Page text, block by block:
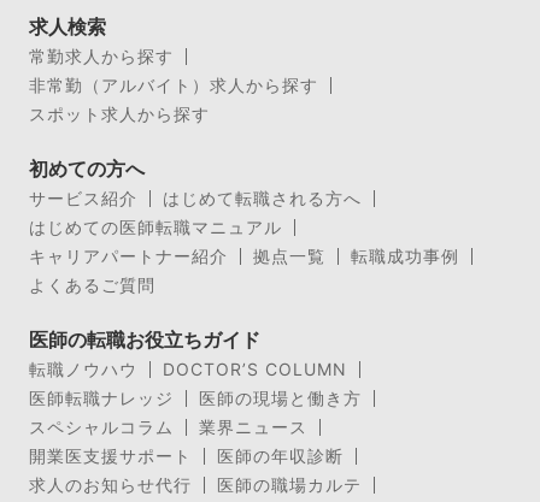
求人検索
常勤求人から探す
非常勤（アルバイト）求人から探す
スポット求人から探す
初めての方へ
サービス紹介
はじめて転職される方へ
はじめての医師転職マニュアル
キャリアパートナー紹介
拠点一覧
転職成功事例
よくあるご質問
医師の転職お役立ちガイド
転職ノウハウ
DOCTOR’S COLUMN
医師転職ナレッジ
医師の現場と働き方
スペシャルコラム
業界ニュース
開業医支援サポート
医師の年収診断
求人のお知らせ代行
医師の職場カルテ